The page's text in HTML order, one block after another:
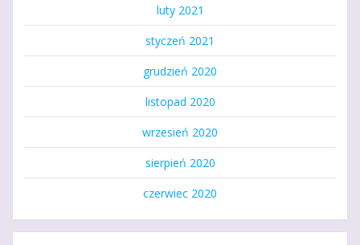
luty 2021
styczeń 2021
grudzień 2020
listopad 2020
wrzesień 2020
sierpień 2020
czerwiec 2020